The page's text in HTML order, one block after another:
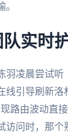
实时
羽凌晨尝试
线引导刷新洛
路由波动直
访问时，那个